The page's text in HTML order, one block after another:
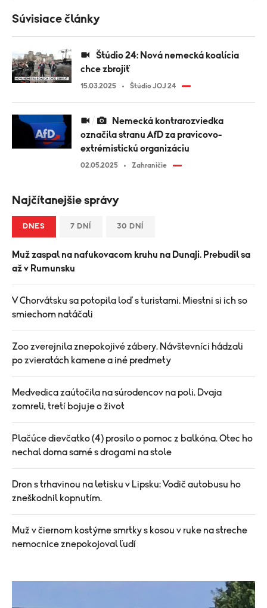
Súvisiace články
chce zbrojiť
15.03.2025 Štúdio JOJ 24
označila stranu AfD za pravicovo-
extrémistickú organizáciu
02.05.2025 Zahraničie
Najčítanejšie správy
DNES 7 DNÍ 30 DNÍ
Muž zaspal na nafukovacom kruhu na Dunaji. Prebudil sa
až v Rumunsku
V Chorvátsku sa potopila loď s turistami. Miestni si ich so
smiechom natáčali
Zoo zverejnila znepokojivé zábery. Návštevníci hádzali
po zvieratách kamene a iné predmety
Medvedica zaútočila na súrodencov na poli. Dvaja
zomreli, tretí bojuje o život
Plačúce dievčatko (4) prosilo o pomoc z balkóna. Otec ho
nechal doma samé s drogami na stole
Dron s trhavinou na letisku v Lipsku: Vodič autobusu ho
zneškodnil kopnutím.
Muž v čiernom kostýme smrtky s kosou v ruke na streche
nemocnice znepokojoval ľudí